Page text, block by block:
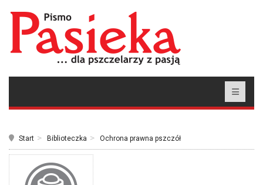
Start Biblioteczka Ochrona prawna pszczół